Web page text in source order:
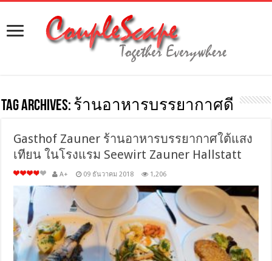
Tag Archives: ร้านอาหารบรรยากาศดี
Gasthof Zauner ร้านอาหารบรรยากาศใต้แสง
เทียน ในโรงแรม Seewirt Zauner Hallstatt
A+ 09 ธันวาคม 2018 1,206